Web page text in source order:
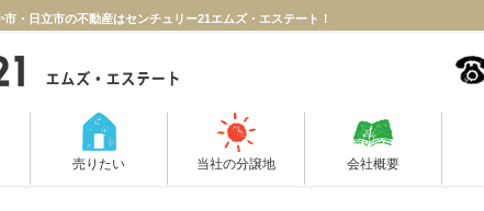
・日立市の不動産はセンチュリー21エムズ・エステート！
売りたい 当社の分譲地 会社概要